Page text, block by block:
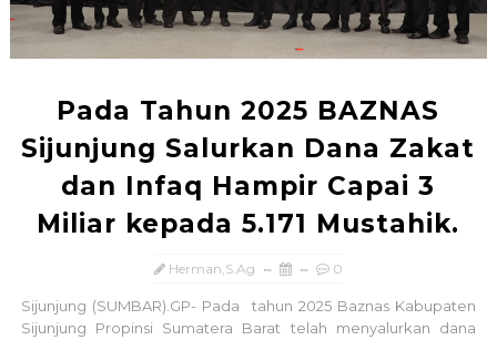
Pada Tahun 2025 BAZNAS
Sijunjung Salurkan Dana Zakat
dan Infaq Hampir Capai 3
Miliar kepada 5.171 Mustahik.
Herman,S.Ag 0
Sijunjung (SUMBAR).GP- Pada tahun 2025 Baznas Kabupaten
Sijunjung Propinsi Sumatera Barat telah menyalurkan dana